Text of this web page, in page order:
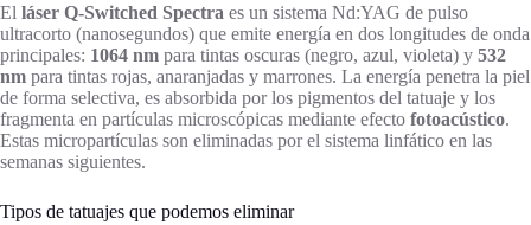
El láser Q-Switched Spectra es un sistema Nd:YAG de pulso
ultracorto (nanosegundos) que emite energía en dos longitudes de onda
principales: 1064 nm para tintas oscuras (negro, azul, violeta) y 532
nm para tintas rojas, anaranjadas y marrones. La energía penetra la piel
de forma selectiva, es absorbida por los pigmentos del tatuaje y los
fragmenta en partículas microscópicas mediante efecto fotoacústico.
Estas micropartículas son eliminadas por el sistema linfático en las
semanas siguientes.
Tipos de tatuajes que podemos eliminar